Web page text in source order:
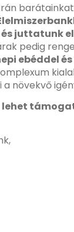
juttatunk
pedig
ebéddel
növekvő
lehet